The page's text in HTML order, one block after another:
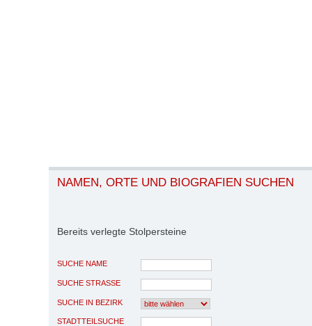
NAMEN, ORTE UND BIOGRAFIEN SUCHEN
Bereits verlegte Stolpersteine
SUCHE NAME
SUCHE STRASSE
SUCHE IN BEZIRK
STADTTEILSUCHE